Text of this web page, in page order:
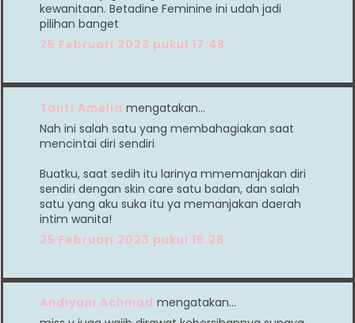
kewanitaan. Betadine Feminine ini udah jadi
pilihan banget
25 Februari 2023 pukul 17.48
Tanti Amelia mengatakan…
Nah ini salah satu yang membahagiakan saat
mencintai diri sendiri
Buatku, saat sedih itu larinya mmemanjakan diri
sendiri dengan skin care satu badan, dan salah
satu yang aku suka itu ya memanjakan daerah
intim wanita!
25 Februari 2023 pukul 19.28
Andiyani Achmad mengatakan…